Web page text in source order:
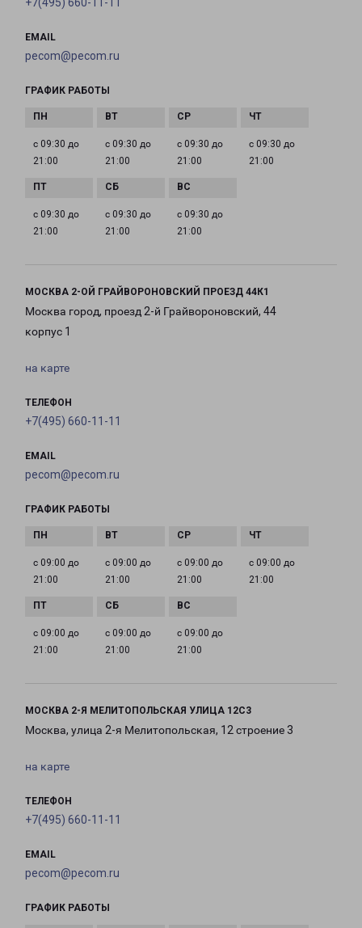
+7(495) 660-11-11
EMAIL
pecom@pecom.ru
ГРАФИК РАБОТЫ
с 09:30 до
21:00
с 09:30 до
21:00
с 09:30 до
21:00
с 09:30 до
21:00
с 09:30 до
21:00
с 09:30 до
21:00
с 09:30 до
21:00
МОСКВА 2-ОЙ ГРАЙВОРОНОВСКИЙ ПРОЕЗД 44К1
Москва город, проезд 2-й Грайвороновский, 44
корпус 1
на карте
ТЕЛЕФОН
+7(495) 660-11-11
EMAIL
pecom@pecom.ru
ГРАФИК РАБОТЫ
с 09:00 до
21:00
с 09:00 до
21:00
с 09:00 до
21:00
с 09:00 до
21:00
с 09:00 до
21:00
с 09:00 до
21:00
с 09:00 до
21:00
МОСКВА 2-Я МЕЛИТОПОЛЬСКАЯ УЛИЦА 12С3
Москва, улица 2-я Мелитопольская, 12 строение 3
на карте
ТЕЛЕФОН
+7(495) 660-11-11
EMAIL
pecom@pecom.ru
ГРАФИК РАБОТЫ